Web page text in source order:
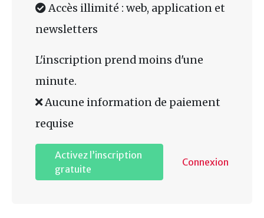
Accès illimité : web, application et
newsletters
L'inscription prend moins d'une
minute.
Aucune information de paiement
requise
Activez l’inscription
gratuite
Connexion